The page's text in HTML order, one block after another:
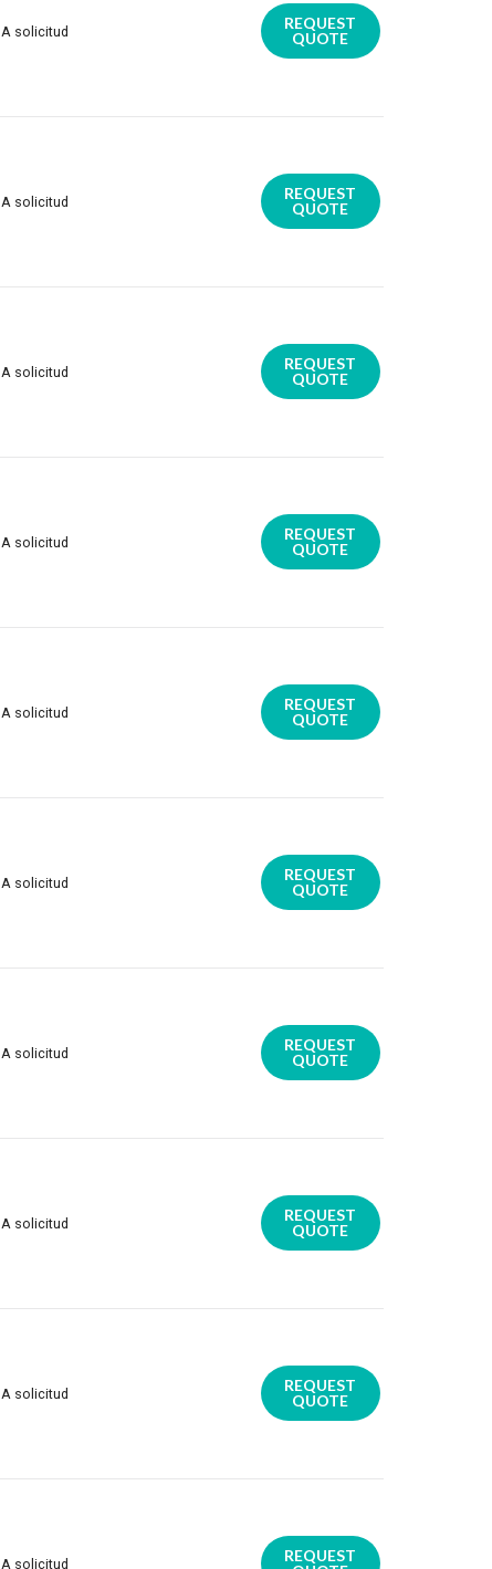
A solicitud
REQUEST
QUOTE
A solicitud
REQUEST
QUOTE
A solicitud
REQUEST
QUOTE
A solicitud
REQUEST
QUOTE
A solicitud
REQUEST
QUOTE
A solicitud
REQUEST
QUOTE
A solicitud
REQUEST
QUOTE
A solicitud
REQUEST
QUOTE
A solicitud
REQUEST
QUOTE
A solicitud
REQUEST